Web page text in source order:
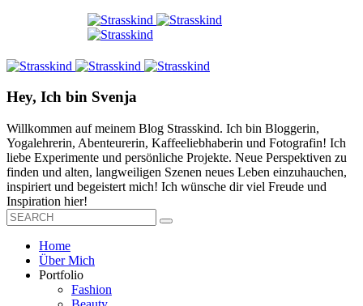
Hey, Ich bin Svenja
Willkommen auf meinem Blog Strasskind. Ich bin Bloggerin,
Yogalehrerin, Abenteurerin, Kaffeeliebhaberin und Fotografin! Ich
liebe Experimente und persönliche Projekte. Neue Perspektiven zu
finden und alten, langweiligen Szenen neues Leben einzuhauchen,
inspiriert und begeistert mich! Ich wünsche dir viel Freude und
Inspiration hier!
Home
Über Mich
Portfolio
Fashion